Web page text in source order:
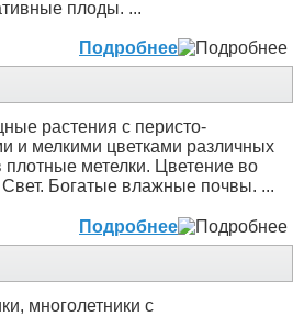
плоды. ...
Подробнее
растения с перисто-
и мелкими цветками различных
метелки. Цветение во
Богатые влажные почвы. ...
Подробнее
многолетники с